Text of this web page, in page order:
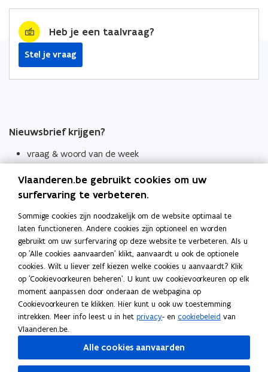
Heb je een taalvraag?
Stel je vraag
Nieuwsbrief krijgen?
vraag & woord van de week
Schrijf je in
Thema's
Taaladviezen
Spellingregels
Tips voor duidelijke taal
Bekijk ook
Spellingtests
Boek- en webwijzer
Vlaanderen.be gebruikt cookies om uw
surfervaring te verbeteren.
Sommige cookies zijn noodzakelijk om de website optimaal te
laten functioneren. Andere cookies zijn optioneel en worden
gebruikt om uw surfervaring op deze website te verbeteren. Als u
op 'Alle cookies aanvaarden' klikt, aanvaardt u ook de optionele
cookies. Wilt u liever zelf kiezen welke cookies u aanvaardt? Klik
op 'Cookievoorkeuren beheren'. U kunt uw cookievoorkeuren op elk
moment aanpassen door onderaan de webpagina op
Cookievoorkeuren te klikken. Hier kunt u ook uw toestemming
intrekken. Meer info leest u in het privacy- en cookiebeleid van
Vlaanderen.be.
Alle cookies aanvaarden